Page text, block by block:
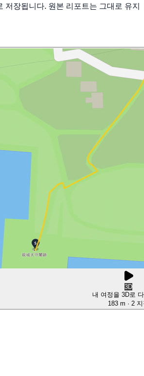
저장됩니다. 원본 리포트는 그대로 유지
3D
내 여정을 3D로
183 m · 2